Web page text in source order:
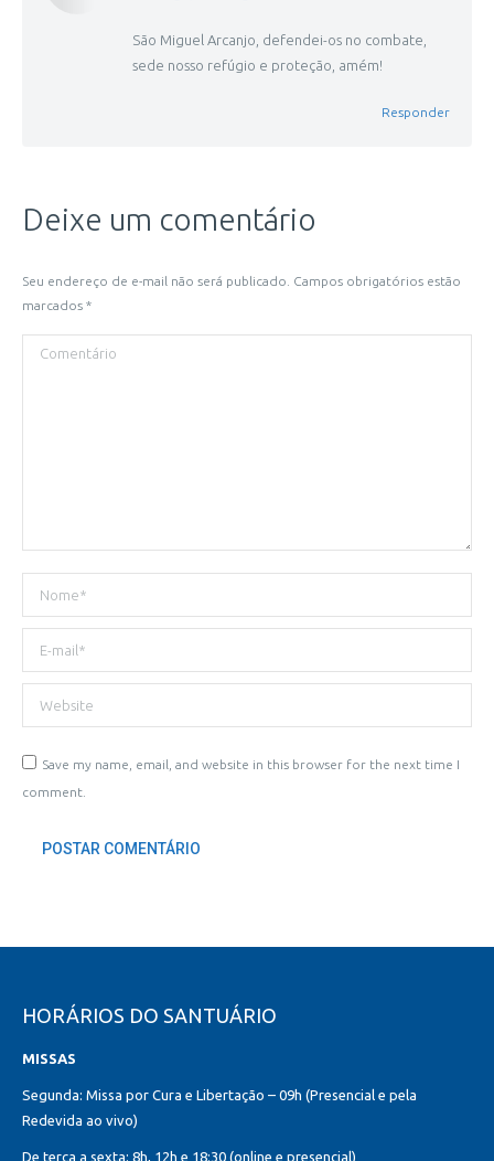
São Miguel Arcanjo, defendei-os no combate,
sede nosso refúgio e proteção, amém!
Responder
Deixe um comentário
Seu endereço de e-mail não será publicado. Campos obrigatórios estão
marcados *
Comentário
Nome *
E-mail *
Website
Save my name, email, and website in this browser for the next time I
comment.
POSTAR COMENTÁRIO
HORÁRIOS DO SANTUÁRIO
MISSAS
Segunda: Missa por Cura e Libertação – 09h (Presencial e pela
Redevida ao vivo)
De terça a sexta: 8h, 12h e 18:30 (online e presencial)